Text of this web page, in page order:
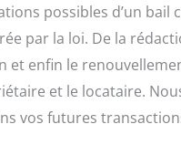
possibles d’un
par la loi. De la
et enfin le
et le locataire.
vos futures